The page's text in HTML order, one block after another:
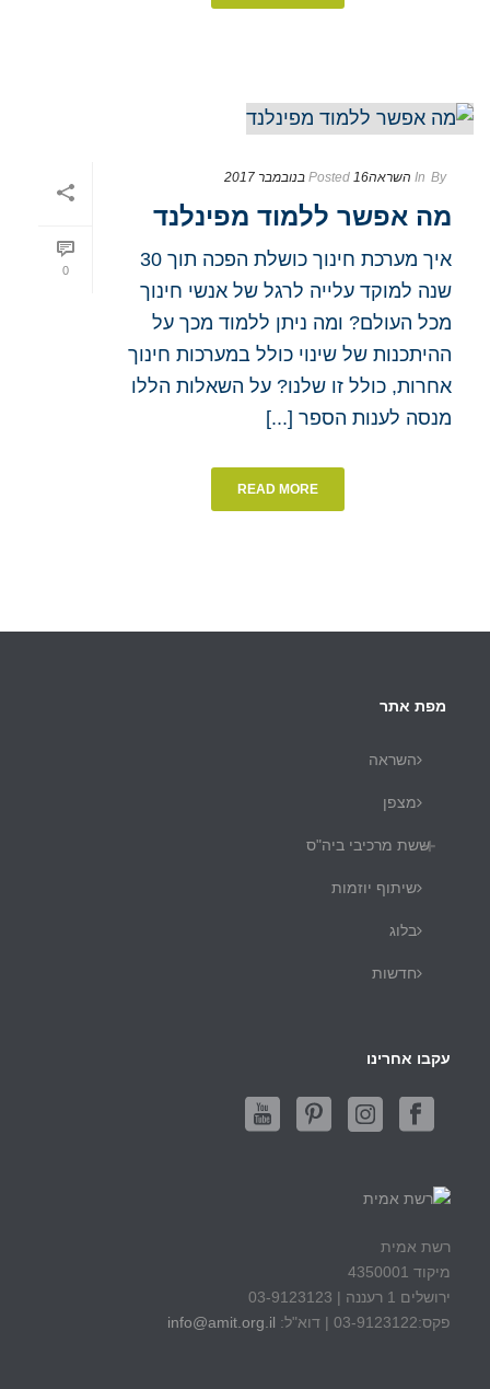
0
By
In השראה Posted 16 בנובמבר 2017
מה אפשר ללמוד מפינלנד
איך מערכת חינוך כושלת הפכה תוך 30
שנה למוקד עלייה לרגל של אנשי חינוך
מכל העולם? ומה ניתן ללמוד מכך על
ההיתכנות של שינוי כולל במערכות חינוך
אחרות, כולל זו שלנו? על השאלות הללו
מנסה לענות הספר [...]
READ MORE
מפת אתר
השראה
מצפן
ששת מרכיבי ביה"ס
שיתוף יוזמות
בלוג
חדשות
עקבו אחרינו
רשת אמית
מיקוד 4350001
ירושלים 1 רעננה | 03-9123123
פקס:03-9123122 | דוא"ל:
info@amit.org.il